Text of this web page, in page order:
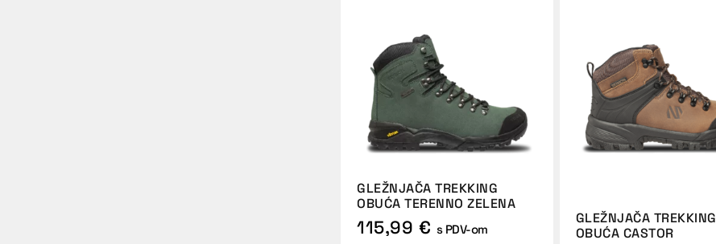
GLEŽNJAČA TREKKING
OBUĆA TERENNO ZELENA
115,99 € s PDV-om
GLEŽNJAČA TREKKING
OBUĆA CASTOR